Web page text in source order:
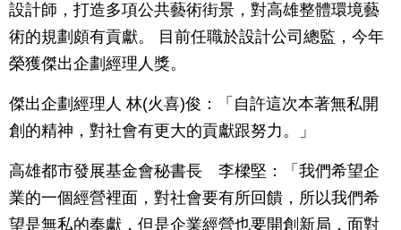
設計師，打造多項公共藝術街景，對高雄整體環境藝
術的規劃頗有貢獻。 目前任職於設計公司總監，今年
榮獲傑出企劃經理人獎。
傑出企劃經理人 林(火喜)俊：「自許這次本著無私開
創的精神，對社會有更大的貢獻跟努力。」
高雄都市發展基金會秘書長 李樑堅：「我們希望企
業的一個經營裡面，對社會要有所回饋，所以我們希
望是無私的奉獻，但是企業經營也要開創新局，面對